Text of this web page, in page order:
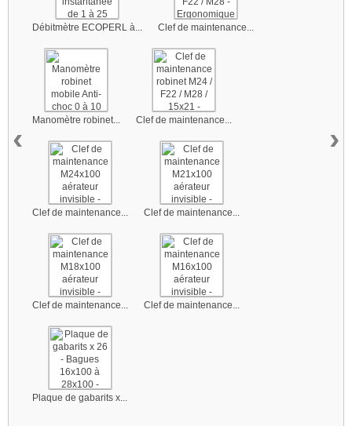
Débitmètre ECOPERL à... Clef de maintenance...
Manomètre robinet... Clef de maintenance...
Clef de maintenance... Clef de maintenance...
Clef de maintenance... Clef de maintenance...
Plaque de gabarits x...
‹ ›